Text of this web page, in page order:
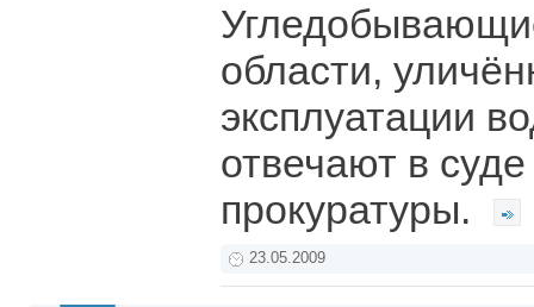
области,
эксплуатации
отвечают в
прокуратуры.
23.05.2009